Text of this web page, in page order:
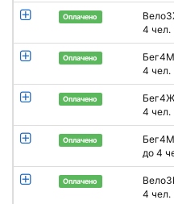
Оплачено
4 чел.
Оплачено
4 чел.
Оплачено
4 чел.
Оплачено
до 4
Оплачено
4 чел.